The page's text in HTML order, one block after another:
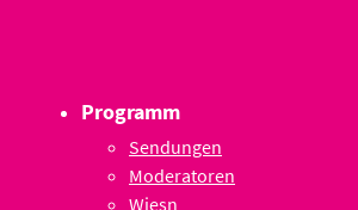
Programm
Sendungen
Moderatoren
Wiesn